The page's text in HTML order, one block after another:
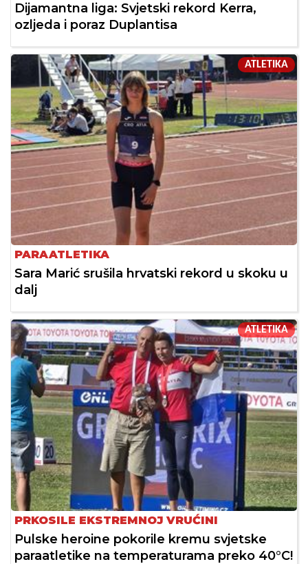
Dijamantna liga: Svjetski rekord Kerra,
ozljeda i poraz Duplantisa
ATLETIKA
PARAATLETIKA
Sara Marić srušila hrvatski rekord u skoku u
dalj
ATLETIKA
PRKOSILE EKSTREMNOJ VRUĆINI
Pulske heroine pokorile kremu svjetske
paraatletike na temperaturama preko 40°C!